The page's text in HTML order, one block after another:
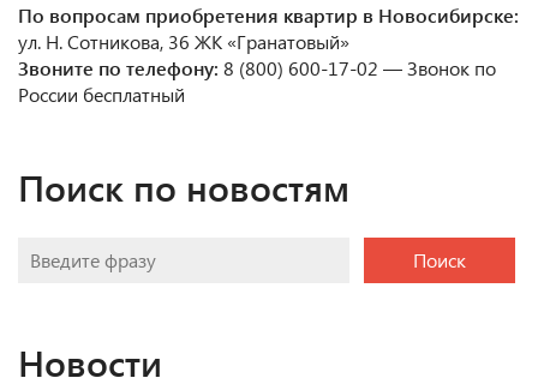
По вопросам приобретения квартир в Новосибирске:
ул. Н. Сотникова, 36 ЖК «Гранатовый»
Звоните по телефону: 8 (800) 600-17-02 — Звонок по
России бесплатный
Поиск по новостям
Поиск
Новости